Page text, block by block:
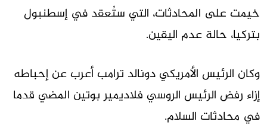
خيمت على المحادثات، التي ستُعقد في إسطنبول
بتركيا، حالة عدم اليقين.
وكان الرئيس الأمريكي دونالد ترامب أعرب عن إحباطه
إزاء رفض الرئيس الروسي فلاديمير بوتين المضي قدما
في محادثات السلام.